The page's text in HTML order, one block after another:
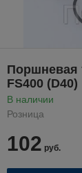
Поршневая
FS400 (D40)
В наличии
Розница
102 руб.